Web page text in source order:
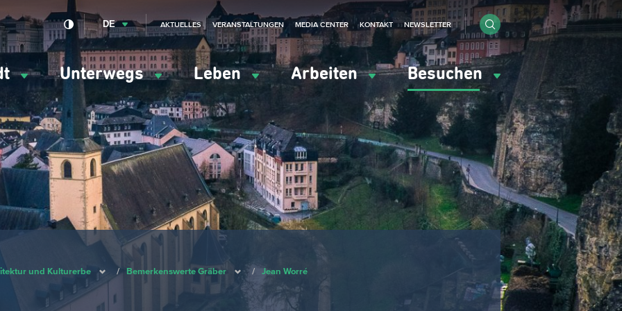
Unterwegs Leben Arbeiten Besuchen
DE AKTUELLES VERANSTALTUNGEN MEDIA CENTER KONTAKT NEWSLETTER
und Kulturerbe / Bemerkenswerte Gräber / Jean Worré